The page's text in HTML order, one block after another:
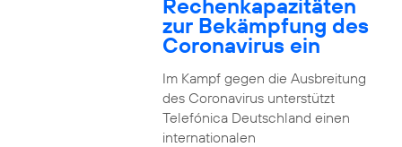
Rechenkapazitäten
zur Bekämpfung des
Coronavirus ein
Im Kampf gegen die Ausbreitung
des Coronavirus unterstützt
Telefónica Deutschland einen
internationalen